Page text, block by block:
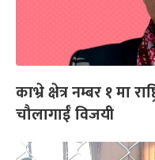
काभ्रे क्षेत्र नम्बर १ मा
चौलागाईँ विजयी